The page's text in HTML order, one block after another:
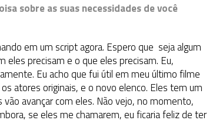
sobre as suas necessidades de você
em um script agora. Espero que seja algum
precisam e o que eles precisam. Eu,
Eu acho que fui útil em meu último filme
atores originais, e o novo elenco. Eles tem um
avançar com eles. Não vejo, no momento,
se eles me chamarem, eu ficaria feliz de ter